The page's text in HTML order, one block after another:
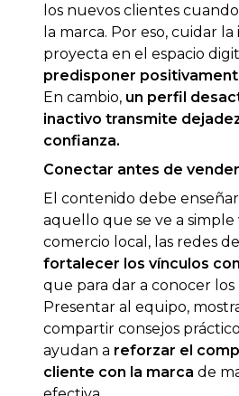
los nuevos clientes
la marca. Por eso, cuidar
proyecta en el espacio
predisponer
En cambio, un perfil
inactivo transmite
confianza.
Conectar antes de vender
El contenido debe
aquello que se ve a simple
comercio local, las redes
fortalecer los vínculos
que para dar a conocer
Presentar al equipo,
compartir consejos
ayudan a reforzar el
cliente con la marca de